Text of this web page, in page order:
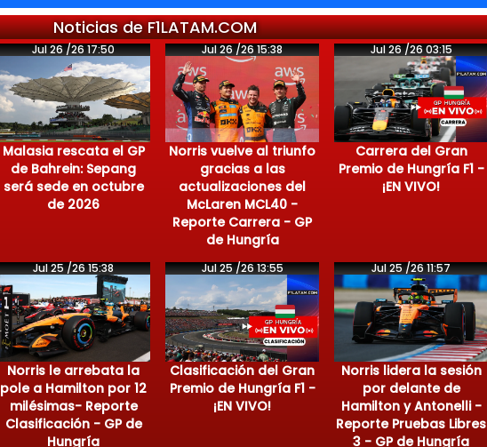
Noticias de F1LATAM.COM
Jul 26 /26 17:50
Malasia rescata el GP
de Bahrein: Sepang
será sede en octubre
de 2026
Jul 26 /26 15:38
Norris vuelve al triunfo
gracias a las
actualizaciones del
McLaren MCL40 -
Reporte Carrera - GP
de Hungría
Jul 26 /26 03:15
Carrera del Gran
Premio de Hungría F1 -
¡EN VIVO!
Jul 25 /26 15:38
Norris le arrebata la
pole a Hamilton por 12
milésimas- Reporte
Clasificación - GP de
Hungría
Jul 25 /26 13:55
Clasificación del Gran
Premio de Hungría F1 -
¡EN VIVO!
Jul 25 /26 11:57
Norris lidera la sesión
por delante de
Hamilton y Antonelli -
Reporte Pruebas Libres
3 - GP de Hungría